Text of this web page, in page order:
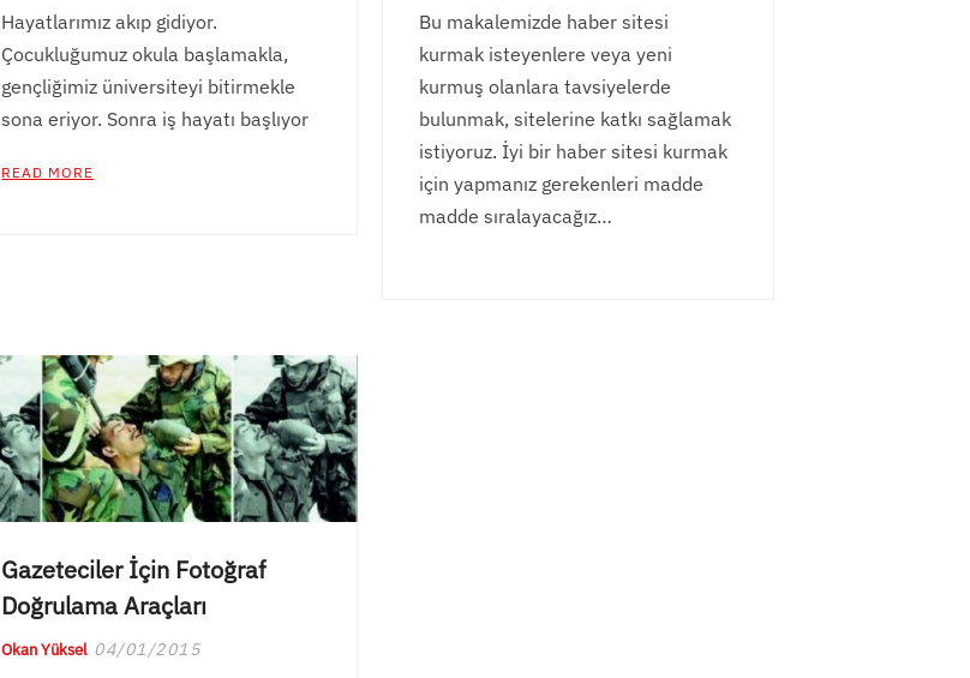
Hayatlarımız akıp gidiyor.
Çocukluğumuz okula başlamakla,
gençliğimiz üniversiteyi bitirmekle
sona eriyor. Sonra iş hayatı başlıyor
READ MORE
Bu makalemizde haber sitesi
kurmak isteyenlere veya yeni
kurmuş olanlara tavsiyelerde
bulunmak, sitelerine katkı sağlamak
istiyoruz. İyi bir haber sitesi kurmak
için yapmanız gerekenleri madde
madde sıralayacağız…
Gazeteciler İçin Fotoğraf
Doğrulama Araçları
Okan Yüksel 04/01/2015